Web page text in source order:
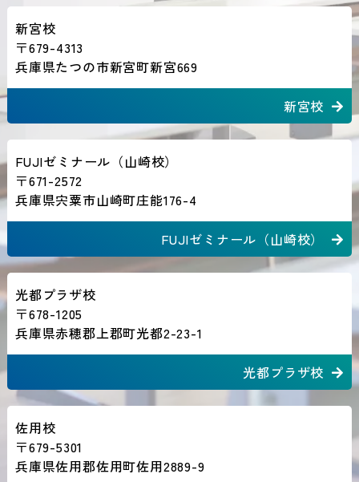
新宮校
〒679-4313
兵庫県たつの市新宮町新宮669
新宮校
FUJIゼミナール（山崎校）
〒671-2572
兵庫県宍粟市山崎町庄能176-4
FUJIゼミナール（山崎校）
光都プラザ校
〒678-1205
兵庫県赤穂郡上郡町光都2-23-1
光都プラザ校
佐用校
〒679-5301
兵庫県佐用郡佐用町佐用2889-9